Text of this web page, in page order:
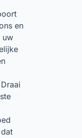
en
uw